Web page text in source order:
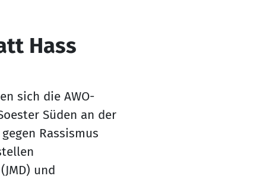
Hass
sich die AWO-
Süden an der
Rassismus
und